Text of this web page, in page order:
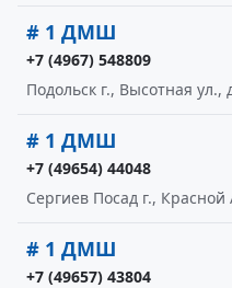
# 1 ДМШ
+7 (4967) 548809
Подольск г., Высотная ул.,
# 1 ДМШ
+7 (49654) 44048
Сергиев Посад г.,
# 1 ДМШ
+7 (49657) 43804